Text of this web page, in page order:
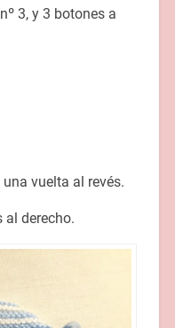
3, y 3 botones a
vuelta al revés.
al derecho.